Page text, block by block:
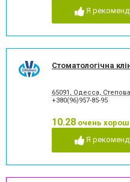
Я
Стоматологічна
65091, Одесса,
+380(96)957-85-95
10.28 очень
Я